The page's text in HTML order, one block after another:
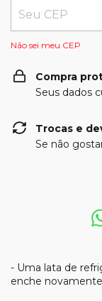
Não sei meu CEP
Compra
Seus dados
Trocas e
Se não
- Uma lata de
enche